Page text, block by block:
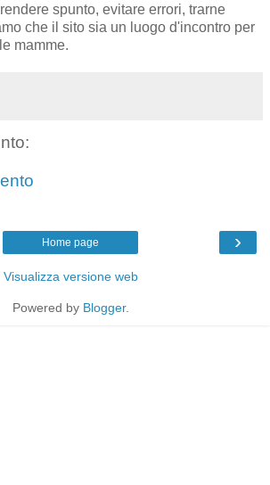
spunto, evitare errori, trarne
che il sito sia un luogo d'incontro per
mamme.
›
Home page
Visualizza versione web
Powered by Blogger.